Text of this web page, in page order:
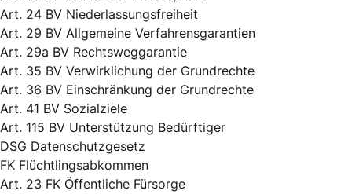
Art. 24 BV Niederlassungsfreiheit
Art. 29 BV Allgemeine Verfahrensgarantien
Art. 29a BV Rechtsweggarantie
Art. 35 BV Verwirklichung der Grundrechte
Art. 36 BV Einschränkung der Grundrechte
Art. 41 BV Sozialziele
Art. 115 BV Unterstützung Bedürftiger
DSG Datenschutzgesetz
FK Flüchtlingsabkommen
Art. 23 FK Öffentliche Fürsorge